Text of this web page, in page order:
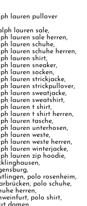
lauren pullover
lauren sale,
lauren sale herren,
lauren schuhe,
lauren schuhe herren,
lauren shirt,
lauren sneaker,
lauren socken,
lauren strickjacke,
lauren strickpullover,
lauren sweatjacke,
lauren sweatshirt,
lauren t shirt,
lauren t shirt herren,
lauren tasche,
lauren unterhosen,
lauren weste,
lauren weste herren,
lauren winterjacke,
lauren zip hoodie,
,
,
, polo rosenheim,
, polo schuhe,
herren,
, polo shirt,